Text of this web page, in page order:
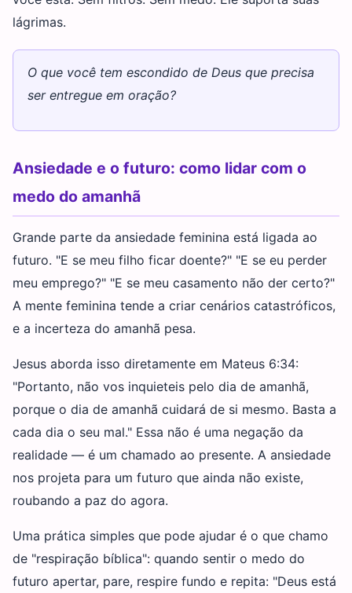
lágrimas.
O que você tem escondido de Deus que precisa
ser entregue em oração?
Ansiedade e o futuro: como lidar com o
medo do amanhã
Grande parte da ansiedade feminina está ligada ao
futuro. "E se meu filho ficar doente?" "E se eu perder
meu emprego?" "E se meu casamento não der certo?"
A mente feminina tende a criar cenários catastróficos,
e a incerteza do amanhã pesa.
Jesus aborda isso diretamente em Mateus 6:34:
"Portanto, não vos inquieteis pelo dia de amanhã,
porque o dia de amanhã cuidará de si mesmo. Basta a
cada dia o seu mal." Essa não é uma negação da
realidade — é um chamado ao presente. A ansiedade
nos projeta para um futuro que ainda não existe,
roubando a paz do agora.
Uma prática simples que pode ajudar é o que chamo
de "respiração bíblica": quando sentir o medo do
futuro apertar, pare, respire fundo e repita: "Deus está